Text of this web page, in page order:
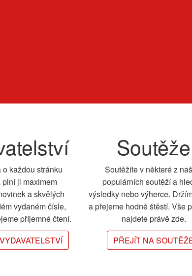
o každou stránku
ji maximem
a skvělých
vydaném čísle,
příjemné čtení.
Soutěže
Soutěžíte v některé z
populárních soutěží a
výsledky nebo výherce.
a přejeme hodně štěstí. Vše
najdete právě zde.
PŘEJÍT NA